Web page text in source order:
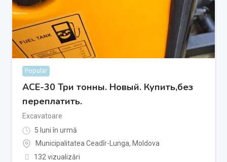
Popular
АСЕ-30 Три тонны. Новый. Купить,без
переплатить.
Excavatoare
5 luni în urmă
Municipalitatea Ceadîr-Lunga, Moldova
132 vizualizări